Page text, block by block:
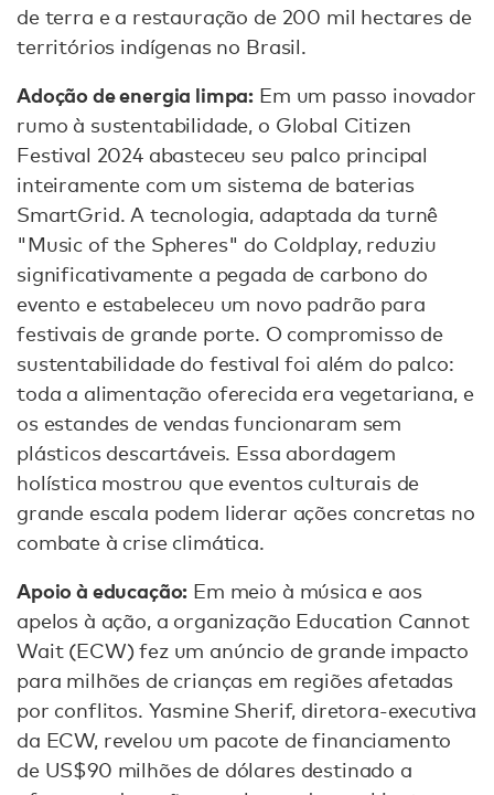
de terra e a restauração de 200 mil hectares de
territórios indígenas no Brasil.
Adoção de energia limpa: Em um passo inovador
rumo à sustentabilidade, o Global Citizen
Festival 2024 abasteceu seu palco principal
inteiramente com um sistema de baterias
SmartGrid. A tecnologia, adaptada da turnê
"Music of the Spheres" do Coldplay, reduziu
significativamente a pegada de carbono do
evento e estabeleceu um novo padrão para
festivais de grande porte. O compromisso de
sustentabilidade do festival foi além do palco:
toda a alimentação oferecida era vegetariana, e
os estandes de vendas funcionaram sem
plásticos descartáveis. Essa abordagem
holística mostrou que eventos culturais de
grande escala podem liderar ações concretas no
combate à crise climática.
Apoio à educação: Em meio à música e aos
apelos à ação, a organização Education Cannot
Wait (ECW) fez um anúncio de grande impacto
para milhões de crianças em regiões afetadas
por conflitos. Yasmine Sherif, diretora-executiva
da ECW, revelou um pacote de financiamento
de US$90 milhões de dólares destinado a